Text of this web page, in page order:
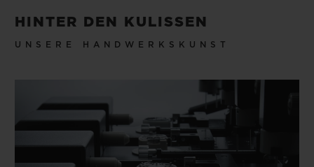
HINTER DEN KULISSEN
UNSERE HANDWERKSKUNST